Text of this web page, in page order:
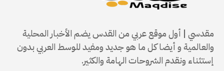
مقدسي | أول موقع عربي من القدس يضم الأخبار المحلية
والعالمية و أيضا كل ما هو جديد ومفيد للوسط العربي بدون
إستثناء ونقدم الشروحات الهامة والكثير.